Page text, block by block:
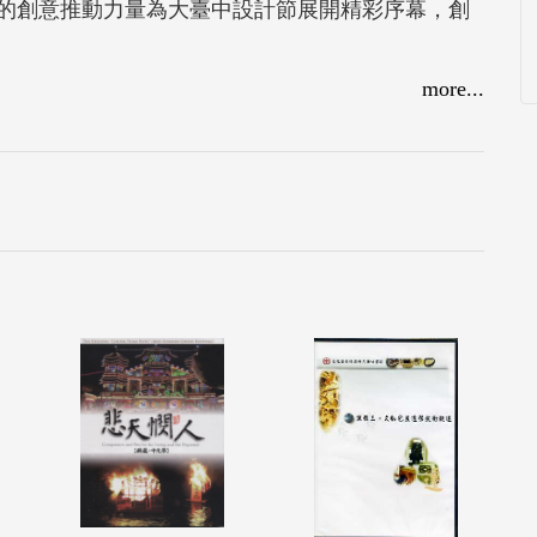
創意推動力量為大臺中設計節展開精彩序幕，創
more...